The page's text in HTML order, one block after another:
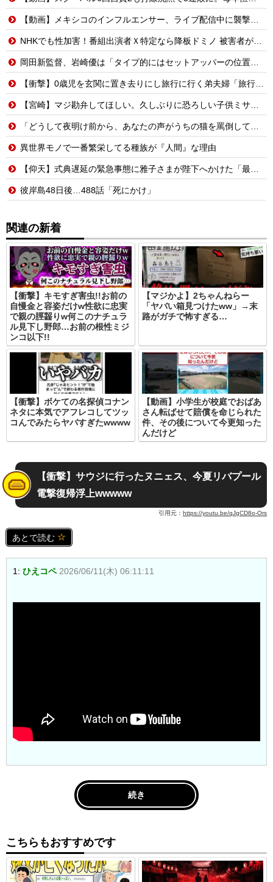
【動画】メキシコのインフルエンサー、ライブ配信中に襲撃されて死亡。
NHKでも性加害！番組出演者Ｘ特定なら降板ドミノ 被害者があえて〝最強〟労働組合を頼ったワケ
岡田新監督、岩崎優は「タイプ的にはセットアッパーの位置が一番合うてる」←おーん
【衝撃】0歳児を玄関に置き去りにし旅行に行く弟夫婦「旅行中、1ヶ月世話しろw」18年後に返せと言われ「お前らの子供、捨てたよ?」「は!?」
【宮崎】マジ勘弁してほしい。久しぶりに恐ろしい子供ミサイルを見た。
「どうして夜明け前から、あなたの声がうちの猫を罵倒しているんですか」隣人が給餌器を抱えて訪ねてきた朝
異世界モノで一番繁栄してる種族が『人間』な理由
【仰天】式典遅延の緊急事態に雅子さまが陛下へかけた「最高の一言」とは? 楽曲提供:株式会社FLMusic
彼岸島48日後…488話「死にかけ」
関連の新着
【衝撃】キモすぎ害虫!!お前の
自慢金と容姿だけw性欲に忠実
で親の脛齧りw何このナチュラ
ル見下し野郎…お前の根性ミジ
ンコ以下!!
【マジかよ】2ちゃんねらー
「ヤバい箱見つけたww」→末
路がガチで怖すぎる…
【衝撃】ボケての名探偵コナン
ネタに本気でアフレコしてツッ
コんでみたらヤバすぎたwwww
【動画】小学生が校庭でおばあ
さん転ばせて賠償を命じられた
件、その後について今更知った
んだけど
【衝撃】サウジに行ったヌニェス、今夏リバプール
電撃復帰浮上wwwww
引用元： https://youtu.be/qJgCD8o-Ors
あとで読む
1: ひえコペ 2026/06/11(木) 06:11:11
続き
こちらもおすすめです